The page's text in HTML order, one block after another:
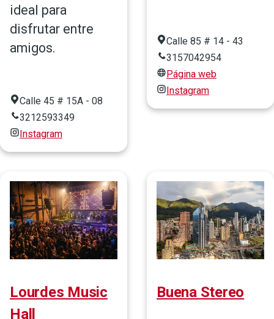
ideal para
disfrutar entre
amigos.
Calle 45 # 15A - 08
3212593349
Instagram
Calle 85 # 14 - 43
3157042954
Página web
Instagram
Lourdes Music
Hall
Buena Stereo